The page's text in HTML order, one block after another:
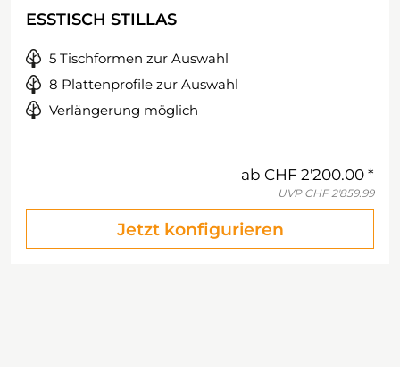
ESSTISCH STILLAS
5 Tischformen zur Auswahl
8 Plattenprofile zur Auswahl
Verlängerung möglich
ab CHF 2'200.00
UVP CHF 2'859.99
Jetzt konfigurieren